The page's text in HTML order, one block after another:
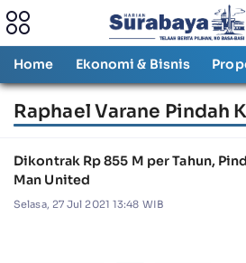
Home Ekonomi & Bisnis
Raphael Varane Pindah
Dikontrak Rp 855 M per Tahun,
Man United
Selasa, 27 Jul 2021 13:48 WIB